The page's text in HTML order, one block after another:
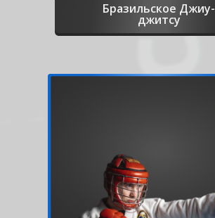
Бразильское Джиу-
джитсу